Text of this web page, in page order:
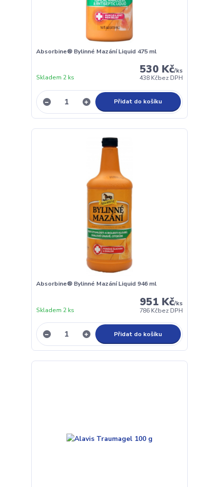
Absorbine® Bylinné Mazání Liquid 475 ml
530 Kč/ks
438 Kčbez DPH
Skladem 2 ks
Přidat do košíku
Absorbine® Bylinné Mazání Liquid 946 ml
951 Kč/ks
786 Kčbez DPH
Skladem 2 ks
Přidat do košíku